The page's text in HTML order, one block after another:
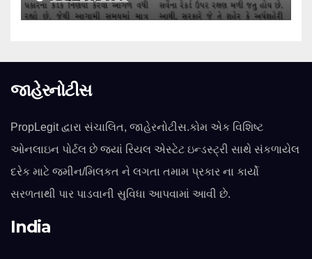
જાહેરનોટીસ
PropLegit દ્વારા સંચાલિત, જાહેરનોટીસ.કોમ એક વિશિષ્ટ
ઓનલાઇન પોર્ટલ છે જ્યાં રિયલ એસ્ટેટ ઇન્ડસ્ટ્રી સાથે સંકળાયેલ
દરેક માટે જમીન/મિલકત ને લગતા તમામ પ્રકાર ના કાર્યો
સરળતાથી પાર પાડવાની સુવિધા આપવામાં આવી છે.
India